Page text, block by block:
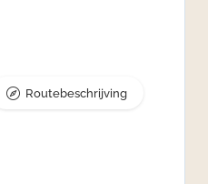
Routebeschrijving